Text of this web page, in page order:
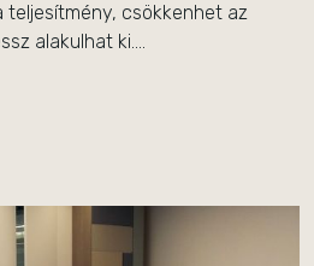
teljesítmény, csökkenhet az
alakulhat ki….